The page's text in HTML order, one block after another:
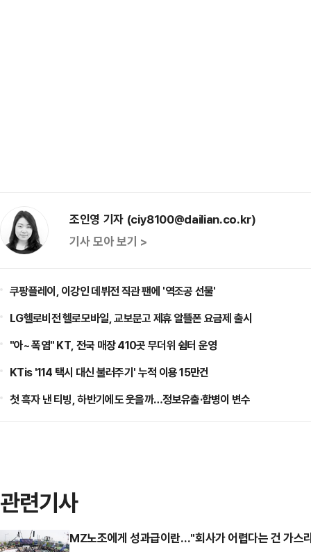
조인영 기자 (ciy8100@dailian.co.kr)
기사 모아 보기 >
쿠팡플레이, 이강인 데뷔전 직관 팬에 '역조공 선물'
LG헬로비전 헬로모바일, 교보문고 제휴 알뜰폰 요금제 출시
"아~ 폭염" KT, 전국 매장 410곳 무더위 쉼터 운영
KTis '114 택시 대신 불러주기' 누적 이용 15만건
첫 흑자 낸 티빙, 하반기에도 웃을까…정보유출·합병이 변수
관련기사
MZ노조에게 성과급이란…"회사가 어렵다는 건 가스